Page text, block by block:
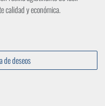
calidad y económica.
de deseos